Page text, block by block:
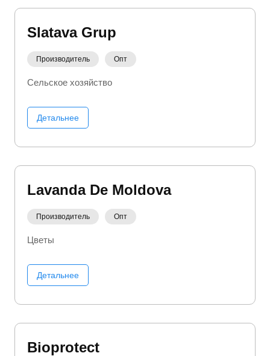
Slatava Grup
Производитель Опт
Сельское хозяйство
Детальнее
Lavanda De Moldova
Производитель Опт
Цветы
Детальнее
Bioprotect